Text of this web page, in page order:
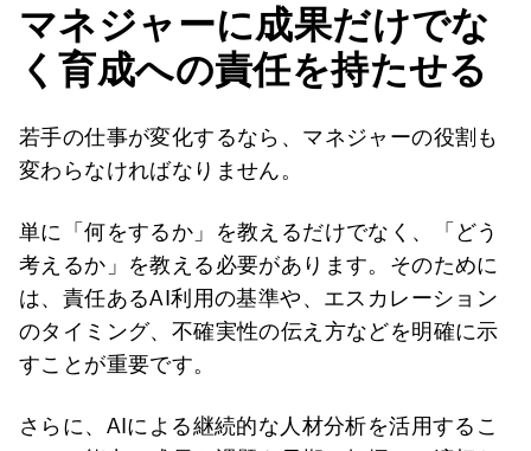
マネジャーに成果だけでな
く育成への責任を持たせる
若手の仕事が変化するなら、マネジャーの役割も
変わらなければなりません。
単に「何をするか」を教えるだけでなく、「どう
考えるか」を教える必要があります。そのために
は、責任あるAI利用の基準や、エスカレーション
のタイミング、不確実性の伝え方などを明確に示
すことが重要です。
さらに、AIによる継続的な人材分析を活用するこ